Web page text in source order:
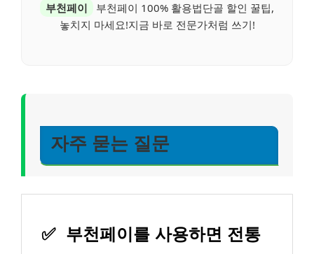
부천페이
부천페이 100% 활용법단골 할인 꿀팁,
놓치지 마세요!지금 바로 전문가처럼 쓰기!
자주 묻는 질문
✅ 부천페이를 사용하면 전통